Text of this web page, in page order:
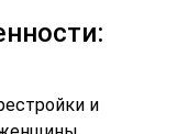
и